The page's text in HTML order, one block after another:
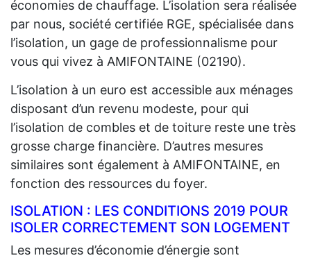
économies de chauffage. L’isolation sera réalisée
par nous, société certifiée RGE, spécialisée dans
l’isolation, un gage de professionnalisme pour
vous qui vivez à AMIFONTAINE (02190).
L’isolation à un euro est accessible aux ménages
disposant d’un revenu modeste, pour qui
l’isolation de combles et de toiture reste une très
grosse charge financière. D’autres mesures
similaires sont également à AMIFONTAINE, en
fonction des ressources du foyer.
ISOLATION : LES CONDITIONS 2019 POUR
ISOLER CORRECTEMENT SON LOGEMENT
Les mesures d’économie d’énergie sont